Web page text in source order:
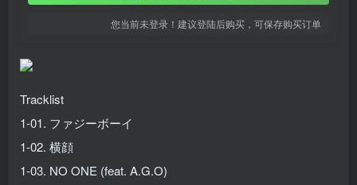
您当前未登录！建议登陆后购买，可保存购买订单
Tracklist
1-01. ファジーボーイ
1-02. 横顔
1-03. NO ONE (feat. A.G.O)